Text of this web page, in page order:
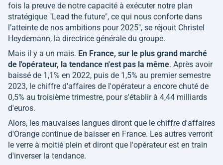
fois la preuve de notre capacité à exécuter notre plan
stratégique "Lead the future", ce qui nous conforte dans
l’atteinte de nos ambitions pour 2025", se réjouit Christel
Heydemann, la directrice générale du groupe.
Mais il y a un mais. En France, sur le plus grand marché
de l'opérateur, la tendance n'est pas la même. Après avoir
baissé de 1,1% en 2022, puis de 1,5% au premier semestre
2023, le chiffre d'affaires de l'opérateur a encore chuté de
0,5% au troisième trimestre, pour s'établir à 4,44 milliards
d'euros.
Alors, les mauvaises langues diront que le chiffre d'affaires
d'Orange continue de baisser en France. Les autres verront
le verre à moitié plein et diront que l'opérateur est en train
d'inverser la tendance.